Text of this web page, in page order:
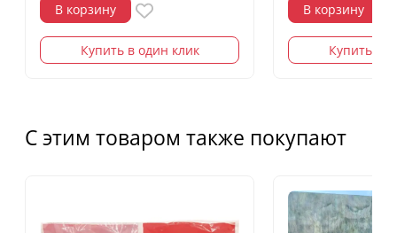
В корзину
Купить в один клик
В корзину
Купить в
С этим товаром также покупают